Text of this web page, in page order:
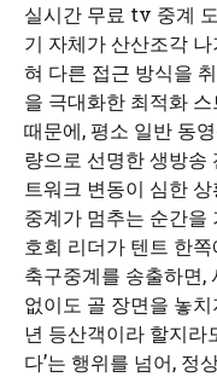
실시간 무료 tv 중계
기 자체가 산산조각
혀 다른 접근 방식을
을 극대화한 최적화
때문에, 평소 일반 동
량으로 선명한 생방송
트워크 변동이 심한
중계가 멈추는 순간을
호회 리더가 텐트 한
축구중계를 송출하면,
없이도 골 장면을 놓
년 등산객이라 할지라
다’는 행위를 넘어, 정